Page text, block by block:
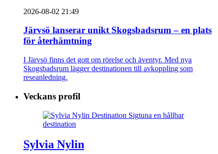
2026-08-02 21:49
Järvsö lanserar unikt Skogsbadsrum – en plats
för återhämtning
I Järvsö finns det gott om rörelse och äventyr. Med nya
Skogsbadsrum lägger destinationen till avkoppling som
reseanledning.
Veckans profil
Sylvia Nylin